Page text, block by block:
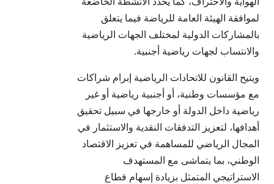
لموافقة الهيئة العامة للرياضة فيما يتعلق
بالمشاركات الدولية لمختلف الجهات الرياضية
والانتساب لجهات رياضية أجنبية.
ويتيح القانون للاتحادات الرياضية إبرام شراكات
مع مؤسسات وطنية، أو أجنبية رياضية أو غير
رياضية داخل الدولة أو خارجها في سبيل تحقيق
أهدافها، لتعزيز التدفقات النقدية والاستثمار في
المجال الرياضي للمساهمة في تعزيز الاقتصاد
الوطني، بما يتماشى مع المستهدف
الاستراتيجي المتمثل بزيادة إسهام قطاع